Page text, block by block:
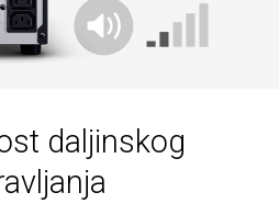
daljinskog